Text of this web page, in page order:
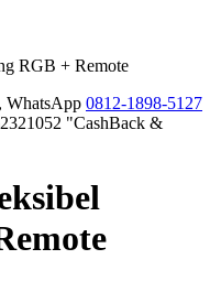
RGB + Remote
WhatsApp 0812-1898-5127
"CashBack &